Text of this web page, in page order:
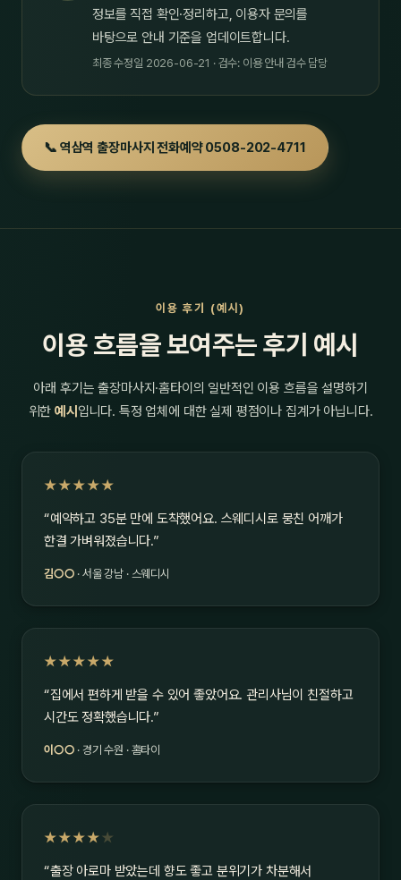
정보를 직접 확인·정리하고, 이용자 문의를
바탕으로 안내 기준을 업데이트합니다.
최종 수정일 2026-06-21 · 검수: 이용 안내 검수 담당
📞 역삼역 출장마사지 전화예약 0508-202-4711
이용 후기 (예시)
이용 흐름을 보여주는 후기 예시
아래 후기는 출장마사지·홈타이의 일반적인 이용 흐름을 설명하기
위한예시 입니다. 특정 업체에 대한 실제 평점이나 집계가 아닙니다.
★★★★★
“예약하고 35분 만에 도착했어요. 스웨디시로 뭉친 어깨가
한결 가벼워졌습니다.”
김○○ · 서울 강남 · 스웨디시
★★★★★
“집에서 편하게 받을 수 있어 좋았어요. 관리사님이 친절하고
시간도 정확했습니다.”
이○○ · 경기 수원 · 홈타이
★★★★ ★
“출장 아로마 받았는데 향도 좋고 분위기가 차분해서